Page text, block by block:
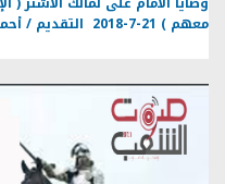
معهم ) 21-7-2018 التقديم / أحمد المختفي…